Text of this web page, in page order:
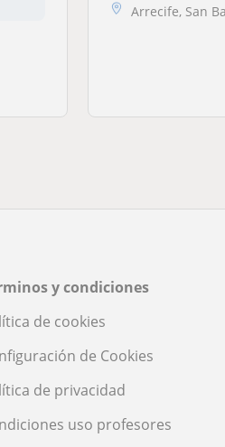
Arrecife, San
y condiciones
de cookies
de Cookies
de privacidad
uso profesores